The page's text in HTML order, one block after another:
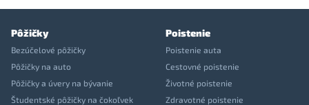
Pôžičky
Bezúčelové pôžičky
Pôžičky na auto
Pôžičky a úvery na bývanie
Študentské pôžičky na čokoľvek
Poistenie
Poistenie auta
Cestovné poistenie
Životné poistenie
Zdravotné poistenie